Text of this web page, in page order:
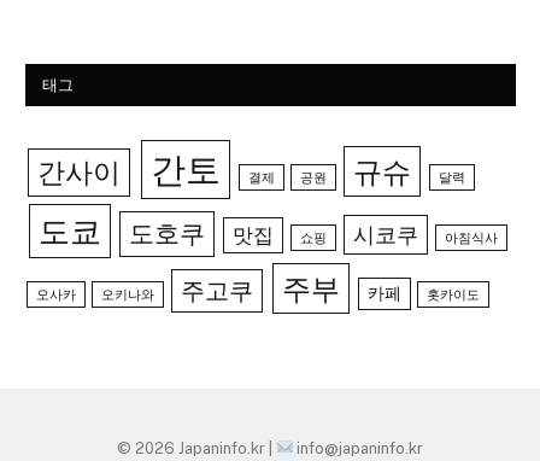
태그
간사이 간토 결제 공원 규슈 달력
도쿄 도호쿠 맛집 쇼핑 시코쿠 아침식사
오사카 오키나와 주고쿠 주부 카페 홋카이도
© 2026 Japaninfo.kr | info@japaninfo.kr